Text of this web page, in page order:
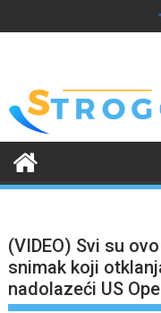
to
(VIDEO) Svi su
snimak koji
nadolazeći US